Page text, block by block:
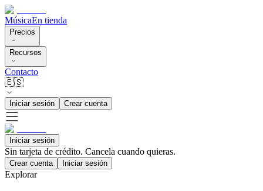
MúsicaEn tienda
Precios
Recursos
Contacto
🇪🇸
Iniciar sesión Crear cuenta
Iniciar sesión
Sin tarjeta de crédito. Cancela cuando quieras.
Crear cuenta Iniciar sesión
Explorar